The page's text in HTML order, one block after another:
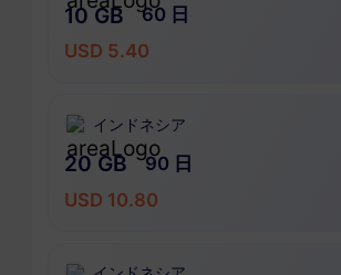
10 GB
60 日
USD 5.40
インドネシア
20 GB
90 日
USD 10.80